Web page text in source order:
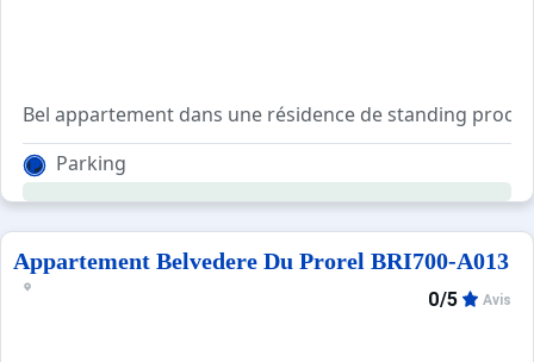
Bel appartement dans une résidence de standing
Il se compose d' un séjour avec cuisine, d'une chambre
Balcon exposition est.
Casier à skis et place de parking privée.
Parking
Appartement Belvedere Du Prorel BRI700-A013
0/5 Avis